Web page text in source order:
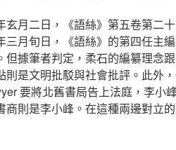
玄月二日，《語絲》第五卷第二
三月旬日，《語絲》的第四任主
但據筆者判定，柔石的編纂理念
則是文明批駁與社會批評。此外
要將北舊書局告上法庭，李小
商則是李小峰。在這種兩邊對立